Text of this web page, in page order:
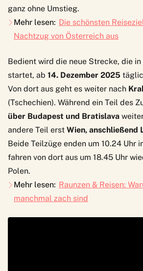
ganz ohne Umstieg.
Mehr lesen: Die schönsten
Nachtzug von Österreich aus
Bedient wird die neue Strecke, die in
startet, ab 14. Dezember 2025
Von dort aus geht es weiter nach
(Tschechien). Während ein Teil des
über Budapest und Bratislava
andere Teil erst Wien, anschließend
Beide Teilzüge enden um 10.24 Uhr
fahren von dort aus um 18.45 Uhr
Polen.
Mehr lesen: Raunzen & Reisen:
manchmal zach sind